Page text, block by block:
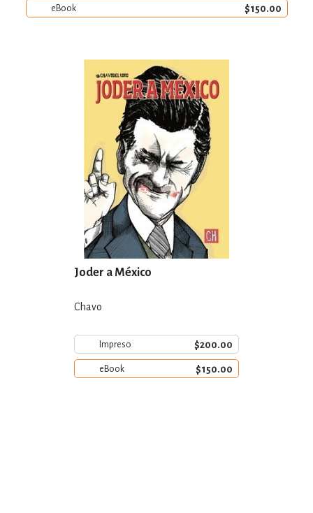
eBook $150.00
Joder a México
Chavo
Impreso $200.00
eBook $150.00